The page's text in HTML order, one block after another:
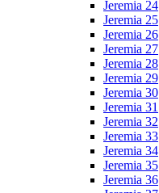
Jeremia 24
Jeremia 25
Jeremia 26
Jeremia 27
Jeremia 28
Jeremia 29
Jeremia 30
Jeremia 31
Jeremia 32
Jeremia 33
Jeremia 34
Jeremia 35
Jeremia 36